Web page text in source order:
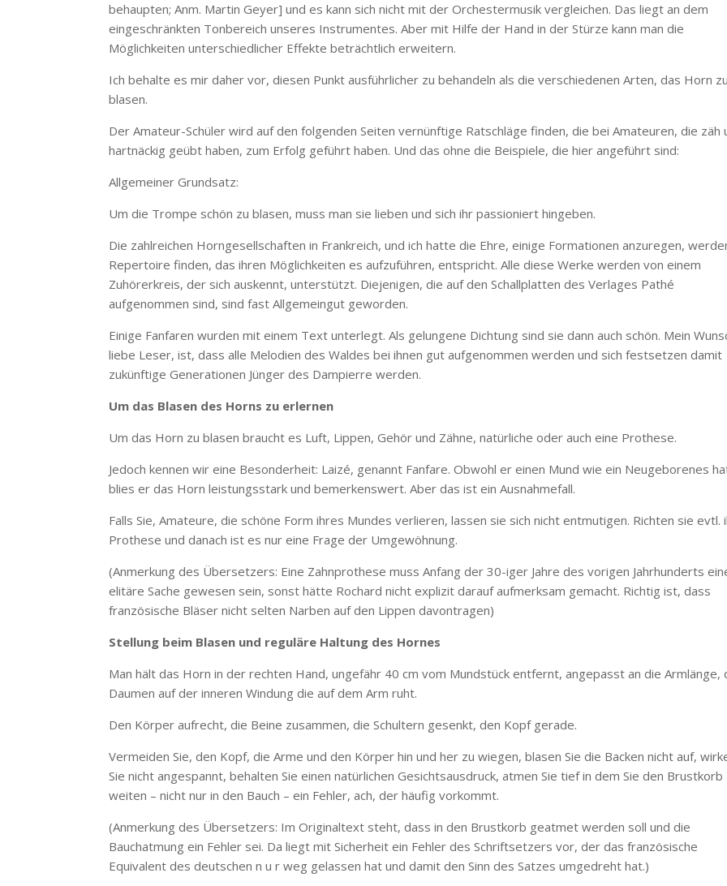
behaupten; Anm. Martin Geyer] und es kann sich nicht mit der Orchestermusik vergleichen. Das liegt an dem
eingeschränkten Tonbereich unseres Instrumentes. Aber mit Hilfe der Hand in der Stürze kann man die
Möglichkeiten unterschiedlicher Effekte beträchtlich erweitern.
Ich behalte es mir daher vor, diesen Punkt ausführlicher zu behandeln als die verschiedenen Arten, das Horn zu
blasen.
Der Amateur-Schüler wird auf den folgenden Seiten vernünftige Ratschläge finden, die bei Amateuren, die zäh
hartnäckig geübt haben, zum Erfolg geführt haben. Und das ohne die Beispiele, die hier angeführt sind:
Allgemeiner Grundsatz:
Um die Trompe schön zu blasen, muss man sie lieben und sich ihr passioniert hingeben.
Die zahlreichen Horngesellschaften in Frankreich, und ich hatte die Ehre, einige Formationen anzuregen,
Repertoire finden, das ihren Möglichkeiten es aufzuführen, entspricht. Alle diese Werke werden von einem
Zuhörerkreis, der sich auskennt, unterstützt. Diejenigen, die auf den Schallplatten des Verlages Pathé
aufgenommen sind, sind fast Allgemeingut geworden.
Einige Fanfaren wurden mit einem Text unterlegt. Als gelungene Dichtung sind sie dann auch schön. Mein
liebe Leser, ist, dass alle Melodien des Waldes bei ihnen gut aufgenommen werden und sich festsetzen damit
zukünftige Generationen Jünger des Dampierre werden.
Um das Blasen des Horns zu erlernen
Um das Horn zu blasen braucht es Luft, Lippen, Gehör und Zähne, natürliche oder auch eine Prothese.
Jedoch kennen wir eine Besonderheit: Laizé, genannt Fanfare. Obwohl er einen Mund wie ein Neugeborenes
blies er das Horn leistungsstark und bemerkenswert. Aber das ist ein Ausnahmefall.
Falls Sie, Amateure, die schöne Form ihres Mundes verlieren, lassen sie sich nicht entmutigen. Richten sie evtl.
Prothese und danach ist es nur eine Frage der Umgewöhnung.
(Anmerkung des Übersetzers: Eine Zahnprothese muss Anfang der 30-iger Jahre des vorigen Jahrhunderts
elitäre Sache gewesen sein, sonst hätte Rochard nicht explizit darauf aufmerksam gemacht. Richtig ist, dass
französische Bläser nicht selten Narben auf den Lippen davontragen)
Stellung beim Blasen und reguläre Haltung des Hornes
Man hält das Horn in der rechten Hand, ungefähr 40 cm vom Mundstück entfernt, angepasst an die Armlänge,
Daumen auf der inneren Windung die auf dem Arm ruht.
Den Körper aufrecht, die Beine zusammen, die Schultern gesenkt, den Kopf gerade.
Vermeiden Sie, den Kopf, die Arme und den Körper hin und her zu wiegen, blasen Sie die Backen nicht auf,
Sie nicht angespannt, behalten Sie einen natürlichen Gesichtsausdruck, atmen Sie tief in dem Sie den Brustkorb
weiten – nicht nur in den Bauch – ein Fehler, ach, der häufig vorkommt.
(Anmerkung des Übersetzers: Im Originaltext steht, dass in den Brustkorb geatmet werden soll und die
Bauchatmung ein Fehler sei. Da liegt mit Sicherheit ein Fehler des Schriftsetzers vor, der das französische
Equivalent des deutschen n u r weg gelassen hat und damit den Sinn des Satzes umgedreht hat.)